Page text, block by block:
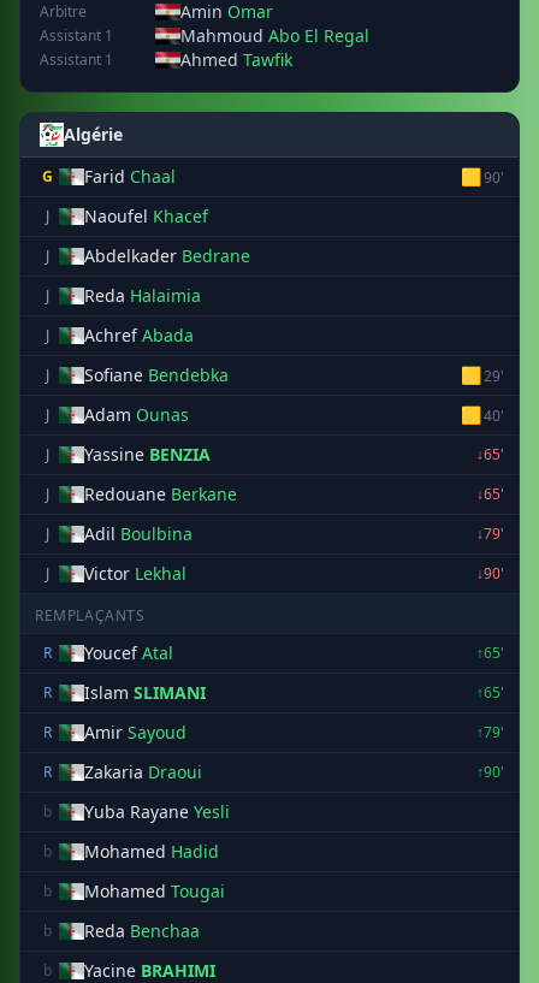
Arbitre
Amin Omar
Assistant 1 Mahmoud Abo El Regal
Assistant 1 Ahmed Tawfik
Algérie
G Farid Chaal 🟨90'
J
Naoufel Khacef
J Abdelkader Bedrane
J Reda Halaimia
J AchrefAbada
J Sofiane Bendebka 🟨29'
J
Adam Ounas 🟨40'
J
Yassine BENZIA
↓65'
J
Redouane Berkane
↓65'
J
Adil Boulbina
↓79'
J
Victor Lekhal ↓90'
REMPLAÇANTS
R
YoucefAtal
↑65'
R
Islam SLIMANI
↑65'
R
Amir Sayoud
↑79'
R
Zakaria Draoui
↑90'
b
Yuba Rayane Yesli
b Mohamed Hadid
b Mohamed Tougai
b Reda Benchaa
b Yacine BRAHIMI